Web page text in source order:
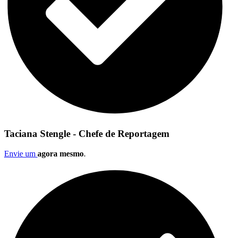
Taciana Stengle - Chefe de Reportagem
Envie um agora mesmo.